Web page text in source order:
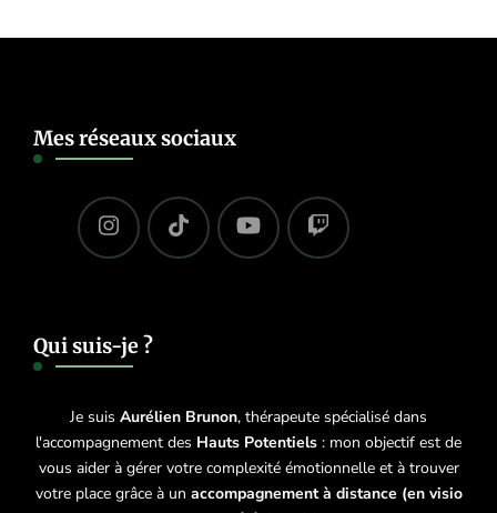
Mes réseaux sociaux
Qui suis-je ?
Je suis Aurélien Brunon, thérapeute spécialisé dans
l'accompagnement des Hauts Potentiels : mon objectif est de
vous aider à gérer votre complexité émotionnelle et à trouver
votre place grâce à un accompagnement à distance (en visio